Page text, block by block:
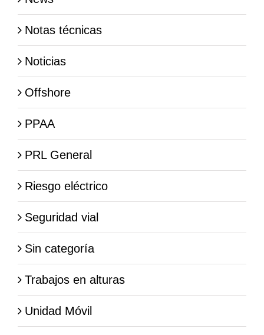
Notas técnicas
Noticias
Offshore
PPAA
PRL General
Riesgo eléctrico
Seguridad vial
Sin categoría
Trabajos en alturas
Unidad Móvil